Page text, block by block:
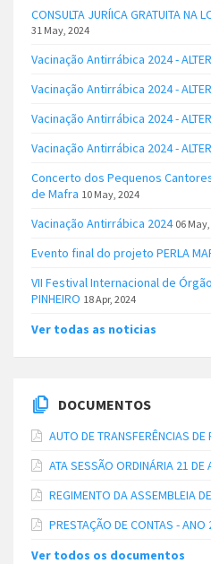
CONSULTA JURÍICA GRATUITA NA
31 May, 2024
Vacinação Antirrábica 2024 -
Vacinação Antirrábica 2024 -
Vacinação Antirrábica 2024 -
Vacinação Antirrábica 2024 -
Concerto dos Pequenos
de Mafra 10 May, 2024
Vacinação Antirrábica 2024 06
Evento final do projeto PERLA
VII Festival Internacional de
PINHEIRO 18 Apr, 2024
Ver todas as noticias
DOCUMENTOS
AUTO DE TRANSFERÊNCIAS DE
ATA SESSÃO ORDINÁRIA 21 DE
REGIMENTO DA ASSEMBLEIA
PRESTAÇÃO DE CONTAS - ANO
Ver todos os documentos